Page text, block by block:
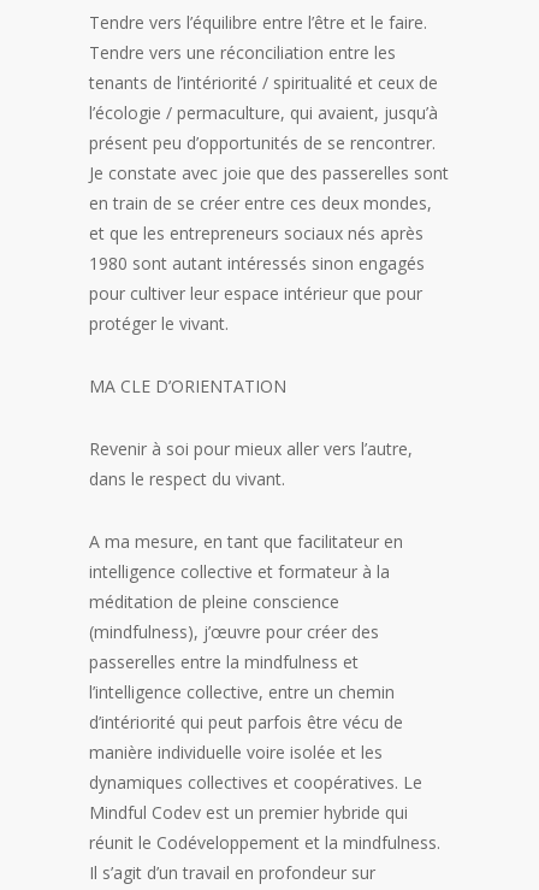
Tendre vers l’équilibre entre l’être et le faire.
Tendre vers une réconciliation entre les
tenants de l’intériorité / spiritualité et ceux de
l’écologie / permaculture, qui avaient, jusqu’à
présent peu d’opportunités de se rencontrer.
Je constate avec joie que des passerelles sont
en train de se créer entre ces deux mondes,
et que les entrepreneurs sociaux nés après
1980 sont autant intéressés sinon engagés
pour cultiver leur espace intérieur que pour
protéger le vivant.
MA CLE D’ORIENTATION
Revenir à soi pour mieux aller vers l’autre,
dans le respect du vivant.
A ma mesure, en tant que facilitateur en
intelligence collective et formateur à la
méditation de pleine conscience
(mindfulness), j’œuvre pour créer des
passerelles entre la mindfulness et
l’intelligence collective, entre un chemin
d’intériorité qui peut parfois être vécu de
manière individuelle voire isolée et les
dynamiques collectives et coopératives. Le
Mindful Codev est un premier hybride qui
réunit le Codéveloppement et la mindfulness.
Il s’agit d’un travail en profondeur sur